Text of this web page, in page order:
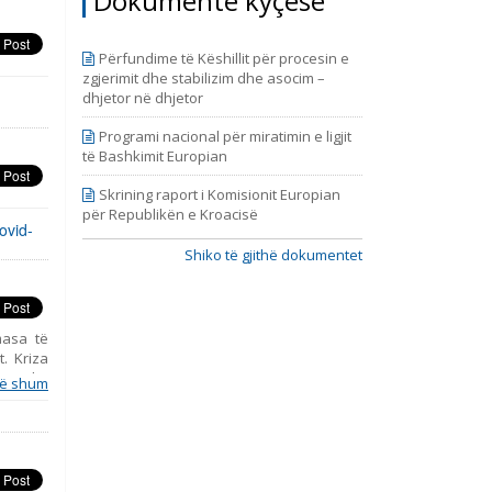
të
Kriza
e
Dhe,
shum
Përfundime të Këshillit për procesin e
zgjerimit dhe stabilizim dhe asocim –
dhjetor në dhjetor
Programi nacional për miratimin e ligjit
të Bashkimit Europian
Skrining raport i Komisionit Europian
për Republikën e Kroacisë
Shiko të gjithë dokumentet